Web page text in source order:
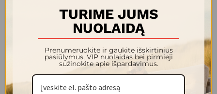
TOP čiužiniai
TURIME JUMS
NUOLAIDĄ
Prenumeruokite ir gaukite išskirtinius
pasiūlymus, VIP nuolaidas bei pirmieji
sužinokite apie išpardavimus.